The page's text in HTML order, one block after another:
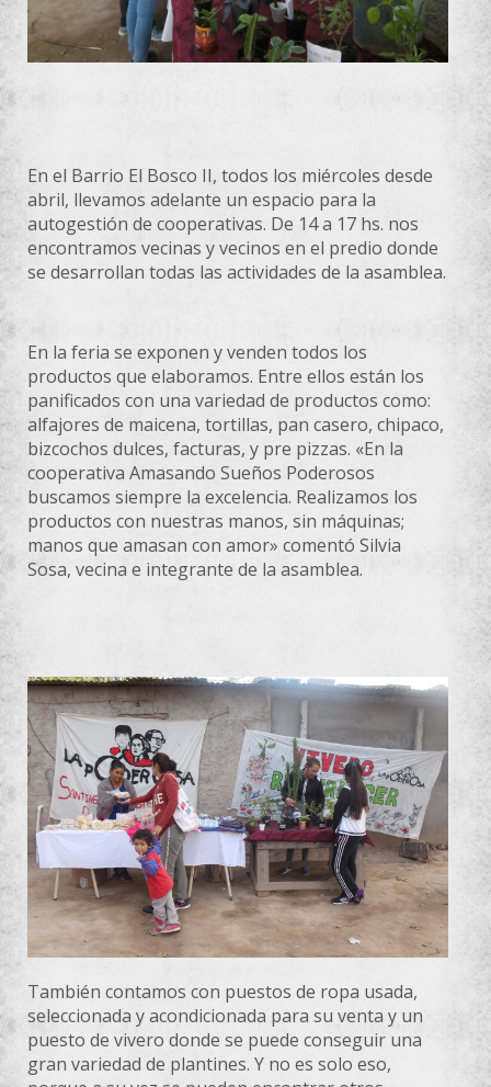
En el Barrio El Bosco II, todos los miércoles desde
abril, llevamos adelante un espacio para la
autogestión de cooperativas. De 14 a 17 hs. nos
encontramos vecinas y vecinos en el predio donde
se desarrollan todas las actividades de la asamblea.
En la feria se exponen y venden todos los
productos que elaboramos. Entre ellos están los
panificados con una variedad de productos como:
alfajores de maicena, tortillas, pan casero, chipaco,
bizcochos dulces, facturas, y pre pizzas. «En la
cooperativa Amasando Sueños Poderosos
buscamos siempre la excelencia. Realizamos los
productos con nuestras manos, sin máquinas;
manos que amasan con amor» comentó Silvia
Sosa, vecina e integrante de la asamblea.
También contamos con puestos de ropa usada,
seleccionada y acondicionada para su venta y un
puesto de vivero donde se puede conseguir una
gran variedad de plantines. Y no es solo eso,